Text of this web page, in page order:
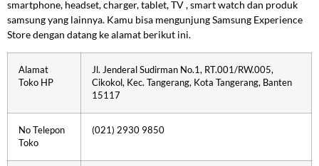
smartphone, headset, charger, tablet, TV , smart watch dan produk
samsung yang lainnya. Kamu bisa mengunjung Samsung Experience
Store dengan datang ke alamat berikut ini.
Alamat
Toko HP
Jl. Jenderal Sudirman No.1, RT.001/RW.005,
Cikokol, Kec. Tangerang, Kota Tangerang, Banten
15117
No Telepon
Toko
(021) 2930 9850